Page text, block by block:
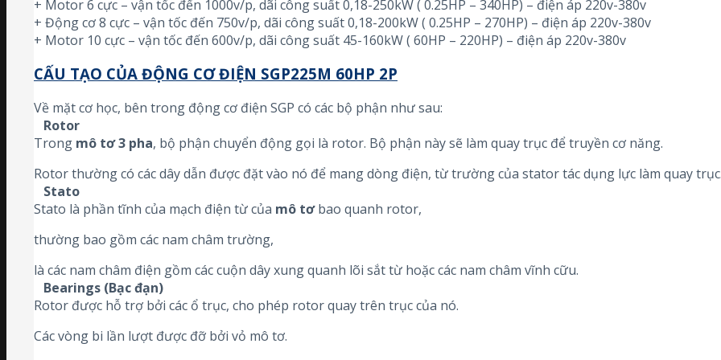
+ Motor 6 cực – vận tốc đến 1000v/p, dãi công suất 0,18-250kW ( 0.25HP – 340HP) – điện áp 220v-380v
+ Động cơ 8 cực – vận tốc đến 750v/p, dãi công suất 0,18-200kW ( 0.25HP – 270HP) – điện áp 220v-380v
+ Motor 10 cực – vận tốc đến 600v/p, dãi công suất 45-160kW ( 60HP – 220HP) – điện áp 220v-380v
CẤU TẠO CỦA ĐỘNG CƠ ĐIỆN SGP225M 60HP 2P
Về mặt cơ học, bên trong động cơ điện SGP có các bộ phận như sau:
Rotor
Trong mô tơ 3 pha, bộ phận chuyển động gọi là rotor. Bộ phận này sẽ làm quay trục để truyền cơ năng.
Rotor thường có các dây dẫn được đặt vào nó để mang dòng điện, từ trường của stator tác dụng lực làm quay
Stato
Stato là phần tĩnh của mạch điện từ của mô tơbao quanh rotor,
thường bao gồm các nam châm trường,
là các nam châm điện gồm các cuộn dây xung quanh lõi sắt từ hoặc các nam châm vĩnh cữu.
Bearings (Bạc đạn)
Rotor được hỗ trợ bởi các ổ trục, cho phép rotor quay trên trục của nó.
Các vòng bi lần lượt được đỡ bởi vỏ mô tơ.